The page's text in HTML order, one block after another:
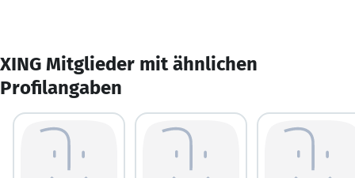
XING Mitglieder mit ähnlichen
Profilangaben